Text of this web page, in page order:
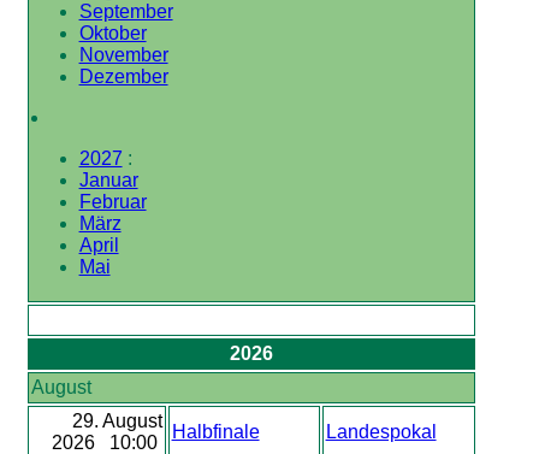
September
Oktober
November
Dezember
2027 :
Januar
Februar
März
April
Mai
2026
August
29. August
2026 10:00
Halbfinale Landespokal